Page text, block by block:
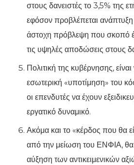
στους δανειστές το 3,5% της
εφόσον προβλέπεται
άστοχη πρόβλεψη που σκοπό
τις υψηλές αποδώσεις στους
Πολιτική της κυβέρνησης,
εσωτερική «υποτίμηση» του
οι επενδυτές να έχουν
εργατικό δυναμικό.
Ακόμα και το «κέρδος που θα
από την μείωση του ΕΝΦΙΑ, θα
αύξηση των αντικειμενικών